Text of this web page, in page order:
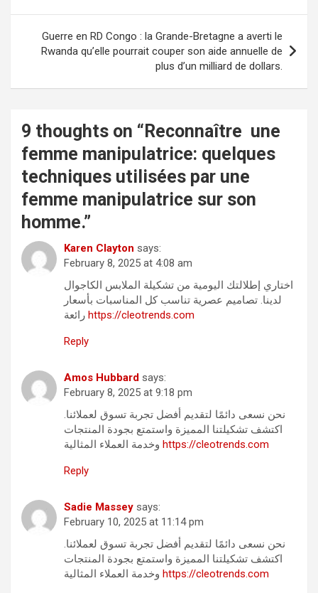
Guerre en RD Congo : la Grande-Bretagne a averti le
Rwanda qu’elle pourrait couper son aide annuelle de
plus d’un milliard de dollars.
9 thoughts on “ Reconnaître une
femme manipulatrice: quelques
techniques utilisées par une
femme manipulatrice sur son
homme.”
Karen Clayton says:
February 8, 2025 at 4:08 am
اختاري إطلالتك اليومية من تشكيلة الملابس الكاجوال
لدينا. تصاميم عصرية تناسب كل المناسبات بأسعار
https://cleotrends.com
Reply
Amos Hubbard says:
February 8, 2025 at 9:18 pm
نحن نسعى دائمًا لتقديم أفضل تجربة تسوق لعملائنا.
اكتشف تشكيلتنا المميزة واستمتع بجودة المنتجات
https://cleotrends.com
Reply
Sadie Massey says:
February 10, 2025 at 11:14 pm
نحن نسعى دائمًا لتقديم أفضل تجربة تسوق لعملائنا.
اكتشف تشكيلتنا المميزة واستمتع بجودة المنتجات
https://cleotrends.com